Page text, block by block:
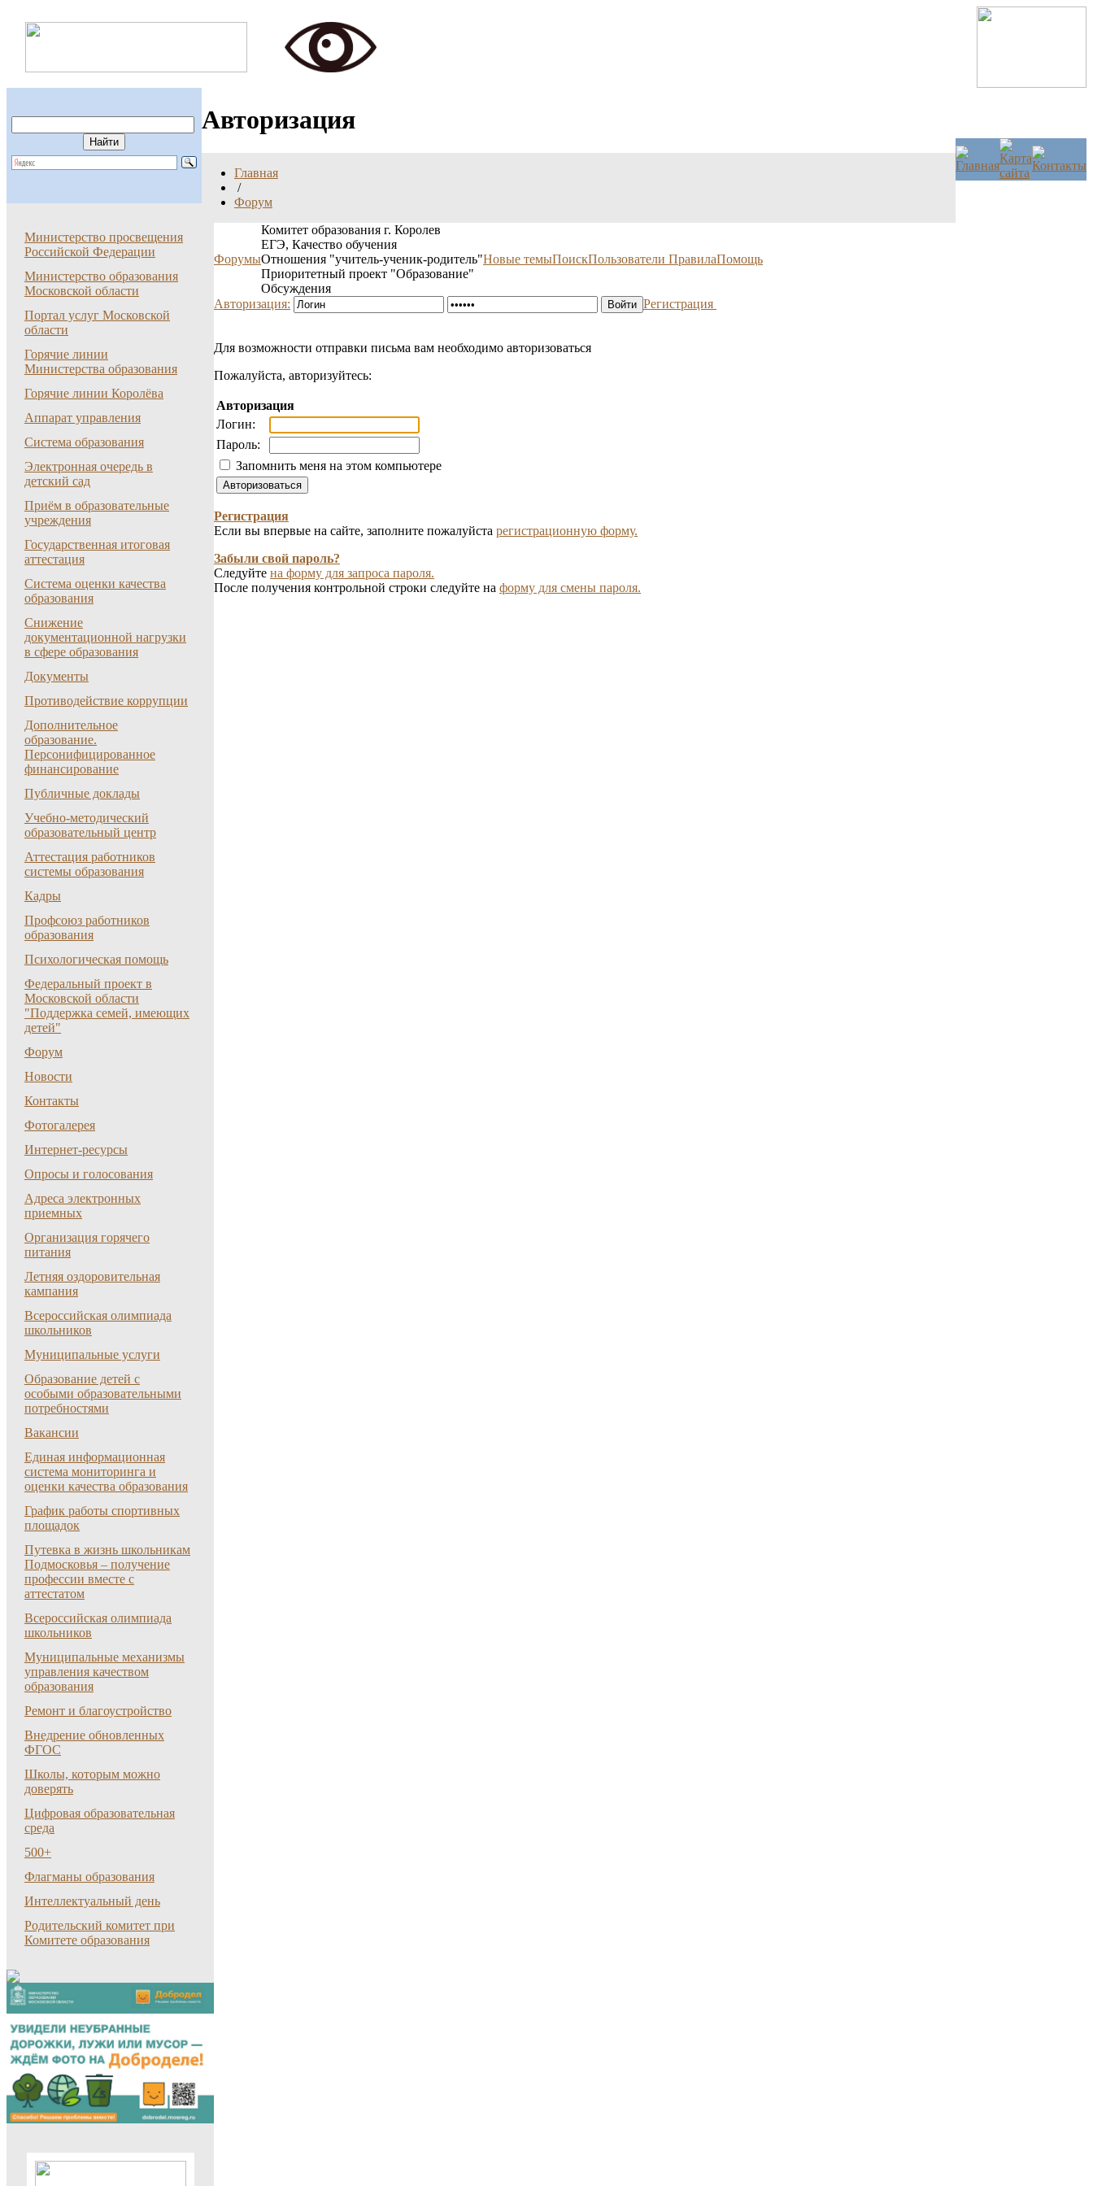
Авторизация
Главная
/
Форум
Министерство просвещения
Российской Федерации
Министерство образования
Московской области
Портал услуг Московской
области
Горячие линии
Министерства образования
Горячие линии Королёва
Аппарат управления
Система образования
Электронная очередь в
детский сад
Приём в образовательные
учреждения
Государственная итоговая
аттестация
Система оценки качества
образования
Снижение
документационной нагрузки
в сфере образования
Документы
Противодействие коррупции
Дополнительное
образование.
Персонифицированное
финансирование
Публичные доклады
Учебно-методический
образовательный центр
Аттестация работников
системы образования
Кадры
Профсоюз работников
образования
Психологическая помощь
Федеральный проект в
Московской области
"Поддержка семей, имеющих
детей"
Форум
Новости
Контакты
Фотогалерея
Интернет-ресурсы
Опросы и голосования
Адреса электронных
приемных
Организация горячего
питания
Летняя оздоровительная
кампания
Всероссийская олимпиада
школьников
Муниципальные услуги
Образование детей с
особыми образовательными
потребностями
Вакансии
Единая информационная
система мониторинга и
оценки качества образования
График работы спортивных
площадок
Путевка в жизнь школьникам
Подмосковья – получение
профессии вместе с
аттестатом
Всероссийская олимпиада
школьников
Муниципальные механизмы
управления качеством
образования
Ремонт и благоустройство
Внедрение обновленных
ФГОС
Школы, которым можно
доверять
Цифровая образовательная
среда
500+
Флагманы образования
Интеллектуальный день
Родительский комитет при
Комитете образования
Форумы
Комитет образования г. Королев
ЕГЭ, Качество обучения
Отношения "учитель-ученик-родитель"
Приоритетный проект "Образование"
Обсуждения
Новые темыПоискПользователи ПравилаПомощь
Авторизация: Регистрация
Для возможности отправки письма вам необходимо авторизоваться
Пожалуйста, авторизуйтесь:
Авторизация
Логин:
Пароль:
Запомнить меня на этом компьютере
Регистрация
Если вы впервые на сайте, заполните пожалуйста регистрационную форму.
Забыли свой пароль?
Следуйте на форму для запроса пароля.
После получения контрольной строки следуйте на форму для смены пароля.